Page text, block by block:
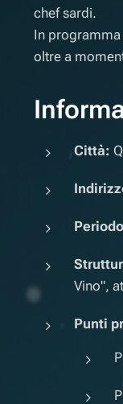
chef sardi.
In
oltre a
Città:
Vino",
Punti